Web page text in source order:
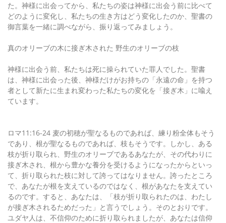
た。神様に出会ってから、私たちの姿は神様に出会う前に比べて
どのように変化し、私たちの生き方はどう変化したのか、聖書の
御言葉を一緒に調べながら、振り返ってみましょう。
真のオリーブの木に接ぎ木された 野生のオリーブの枝
神様に出会う前、私たちは死に操られていた罪人でした。聖書
は、神様に出会った後、神様だけがお持ちの「永遠の命」を持つ
者として新たに生まれ変わった私たちの変化を「接ぎ木」に喩え
ています。
ロマ11:16-24 麦の初穂が聖なるものであれば、練り粉全体もそう
であり、根が聖なるものであれば、枝もそうです。しかし、ある
枝が折り取られ、野生のオリーブであるあなたが、その代わりに
接ぎ木され、根から豊かな養分を受けるようになったからといっ
て、折り取られた枝に対して誇ってはなりません。誇ったところ
で、あなたが根を支えているのではなく、根があなたを支えてい
るのです。すると、あなたは、「枝が折り取られたのは、わたし
が接ぎ木されるためだった」と言うでしょう。そのとおりです。
ユダヤ人は、不信仰のために折り取られましたが、あなたは信仰